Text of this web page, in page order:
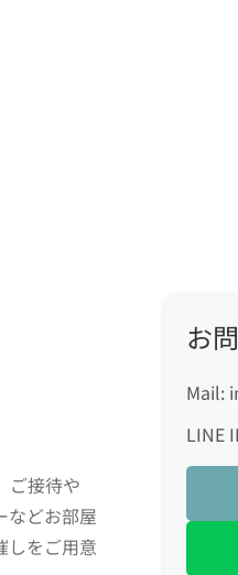
ご接待や
などお部屋
しをご用意
お
Mail:
LINE